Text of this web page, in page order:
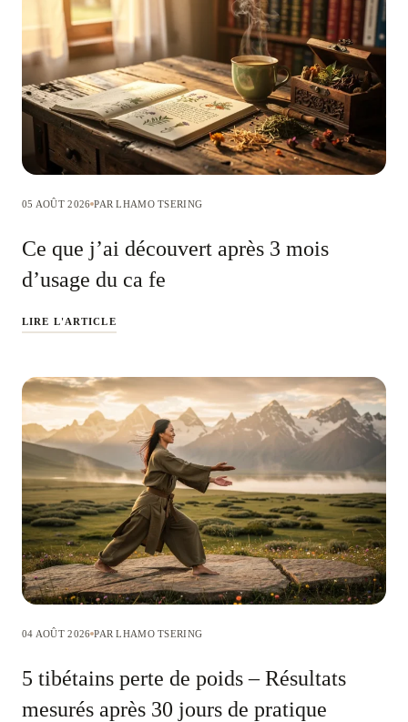
05 AOÛT 2026 PAR LHAMO TSERING
Ce que j’ai découvert après 3 mois
d’usage du ca fe
LIRE L'ARTICLE
04 AOÛT 2026 PAR LHAMO TSERING
5 tibétains perte de poids – Résultats
mesurés après 30 jours de pratique